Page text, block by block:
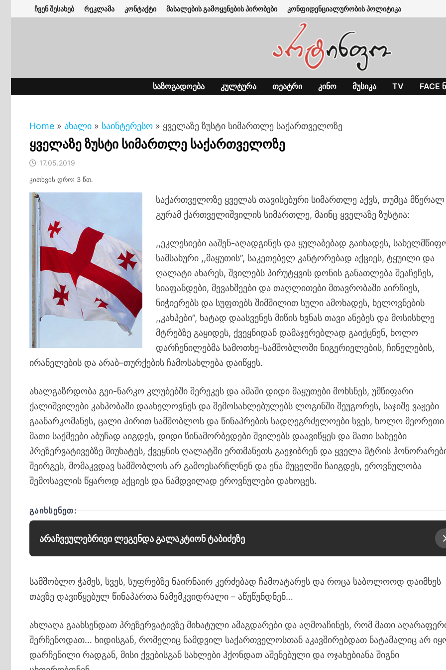
to
ჩვენ შესახებ რეკლამა კონტაქტი მასალების გამოყენების პირობები კონფიდენციალურობის პოლიტიკა
ᲡᲐᲖᲝᲒᲐᲓᲝᲔᲑᲐ ᲙᲣᲚᲢᲣᲠᲐ ᲗᲔᲐᲢᲠᲘ ᲙᲘᲜᲝ ᲛᲣᲡᲘᲙᲐ TV FACE
Home » ახალი » საინტერესო » ყველაზე ზუსტი სიმართლე საქართველოზე
ყველაზე ზუსტი სიმართლე საქართველოზე
17.05.2019
კითხვის დრო: 3 წთ.
საქართველოზე ყველას თავისებური სიმართლე აქვს, თუმცა მწერალ
გურამ ქართველიშვილის სიმართლე, მაინც ყველაზე ზუსტია:
,,ეკლესიები ააშენ-აღადგინეს და ყულაბებად გაიხადეს,
სამსახური ,,მაყუთის”, საკეთებელ კანტორებად აქციეს, ტყუილი და
ღალატი ახარეს, შვილებს პირუტყვის დონის განათლება შეაჩეჩეს,
სიაფანდები, მევახშეები და თაღლითები მთავრობაში აირჩიეს,
ნიჭიერებს და სუფთებს შიმშილით სული ამოხადეს, ხელოვნების
,,კახპები”, ხატად დაასვენეს მიწის ხვნას თავი ანებეს და მოსისხლე
მტრებზე გაყიდეს, ქვეყნიდან დამაჯერებლად გაიქცნენ, ხოლო
დარჩენილებმა სამოთხე-სამშობლოში ნიგერიელების, ჩინელების,
ირანელების და არაბ–თურქების ჩამოსახლება დაიწყეს.
ახალგაზრდობა გეი-ნარკო კლუბებში შერეკეს და ამაში დიდი მაყუთები მოხსნეს, უმწიფარი
ქალიშვილები კახპობაში დაახელოვნეს და შემოსახლებულებს ლოგინში შეუგორეს, საჯიშე ვაჟები
გაანარკომანეს, ცალი პირით სამშობლოს და წინაპრების სადღეგრძელოები სვეს, ხოლო მეორეთი
მათი საქმეები აბუჩად აიგდეს, დიდი წინამორბედები შვილებს დაავიწყეს და მათი სახეები
პრეზერვატივებზე მიუხატეს, ქვეყნის ღალატში ერთმანეთს გაეჯიბრენ და ყველა მტრის
შეირგეს, მომაკვდავ სამშობლოს არ გამოესარჩლნენ და ენა მუცელში ჩაიგდეს, ეროვნულობა
შემოსავლის წყაროდ აქციეს და ნამდვილად ეროვნულები დახოცეს.
ᲒᲐᲘᲮᲡᲔᲜᲔᲗ:
არაჩვეულებრივი ლეგენდა გალაკტიონ ტაბიძეზე
სამშობლო ჭამეს, სვეს, სუფრებზე ნაირნაირ კერძებად ჩამოატარეს და როცა საბოლოოდ დაიმხეს
თავზე დავიწყებულ წინაპართა ნამემკვიდრალი – აწუწუნდნენ…
ახლაღა გაახსენდათ პრეზერვატივზე მიხატული ამაგდარები და აღმოაჩინეს, რომ მათი
შერჩენოდათ… ხიდისგან, რომელიც ნამდვილ საქართველოსთან აკავშირებდათ ნატამალიც არ
დარჩენილი რადგან, მისი ქვებისგან სახლები ჰქონდათ აშენებული და ოჯახებიანა შიგნი